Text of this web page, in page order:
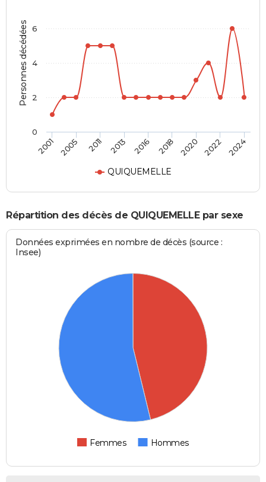
Personnes décédées
QUIQUEMELLE
2001 2005 2011 2013 2016 2018 2020 2022 2024
0
2
4
6
Répartition des décès de QUIQUEMELLE par sexe
Données exprimées en nombre de décès (source :
Insee)
Femmes Hommes